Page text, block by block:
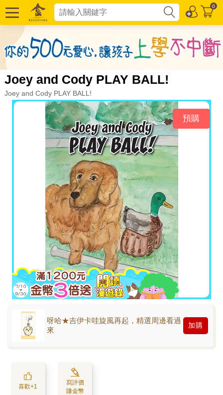
0
Joey and Cody PLAY BALL!
Joey and Cody PLAY BALL!
預購
呀哈★吉伊卡哇旋風再起，精選周邊看過
來
加購
喜歡+1
寫評價
賺金幣